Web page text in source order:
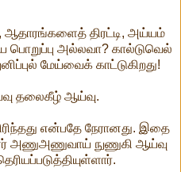
ஆதாரங்களைத் திரட்டி, அய்யம்
பொறுப்பு அல்லவா? கால்டுவெல்
மேய்வைக் காட்டுகிறது!
தலைகீழ் ஆய்வு.
என்பதே நேரானது. இதை
அணுஅணுவாய் நுணுகி ஆய்வு